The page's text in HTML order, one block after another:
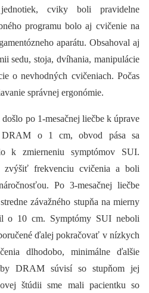
cviky boli pravidelne
programu bolo aj cvičenie na
aparátu. Obsahoval aj
sedu, stoja, dvíhania, manipulácie
o nevhodných cvičeniach. Počas
správnej ergonómie.
po 1-mesačnej liečbe k úprave
o 1 cm, obvod pása sa
k zmierneniu symptómov SUI.
zvýšiť frekvenciu cvičenia a boli
Po 3-mesačnej liečbe
závažného stupňa na mierny
o 10 cm. Symptómy SUI neboli
ďalej pokračovať v nízkych
dlhodobo, minimálne ďalšie
DRAM súvisí so stupňom jej
štúdii sme mali pacientku so